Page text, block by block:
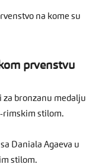
na kome su
prvenstvu
za bronzanu medalju
rimskim stilom.
Daniala Agaeva u
stilom.